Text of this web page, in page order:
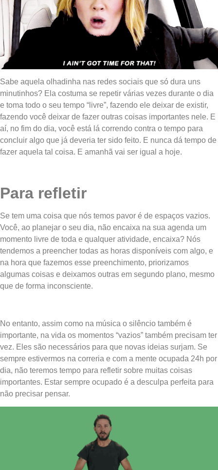
Sabe aquela olhadinha nas redes sociais que só dura uns
minutinhos? Ela costuma se repetir várias vezes durante o dia
e toma todo o seu tempo “livre”, fazendo ele deixar de existir,
fazendo você deixar de fazer outras coisas importantes nele. E
aí, no fim do dia, você está lá correndo contra o tempo para
concluir algo que já deveria ter sido feito. E nunca dá tempo de
fazer aquela tal coisa. E amanhã vai ser igual a hoje.
Para refletir
Se tem uma coisa que nós temos pavor é de espaços vazios.
Você, ao planejar o seu dia, não encaixa na sua agenda um
momento livre de toda e qualquer atividade, encaixa? Nós
tendemos a preencher todas as horas disponíveis com algo, e
na hora que fazemos esse preenchimento, priorizamos
algumas coisas e deixamos outras em segundo plano, mesmo
que de forma inconsciente.
No entanto, assim como na música o silêncio também é
importante, na vida os momentos “vazios” também precisam ter
vez. Eles são necessários para que novas ideias surjam. Se
sempre estivermos na correria e com a mente ocupada 24h por
dia, não teremos tempo para refletir sobre muitas coisas
importantes. Estar sempre ocupado é a desculpa perfeita para
não precisar pensar.